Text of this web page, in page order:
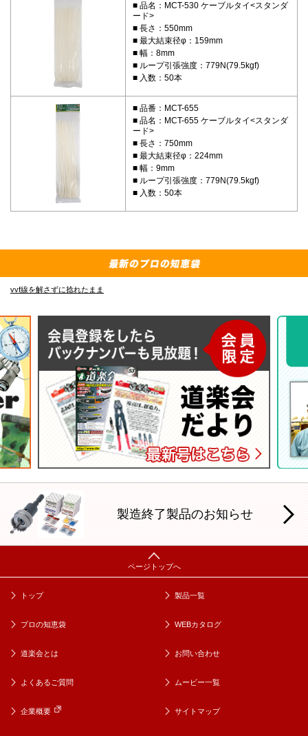
品名：MCT-530 ケーブルタイ<スタンダ
ード>
長さ：550mm
最大結束径φ：159mm
幅：8mm
ループ引張強度：779N(79.5kgf)
入数：50本
品番：MCT-655
品名：MCT-655 ケーブルタイ<スタンダ
ード>
長さ：750mm
最大結束径φ：224mm
幅：9mm
ループ引張強度：779N(79.5kgf)
入数：50本
vvf線を解さずに捻れたまま
製造終了製品のお知らせ
トップ 製品一覧
プロの知恵袋 WEBカタログ
道楽会とは お問い合わせ
よくあるご質問 ムービー一覧
企業概要 サイトマップ